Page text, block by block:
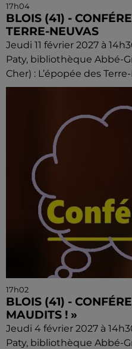
17h04
BLOIS (41) -
TERRE-NEUVAS
Jeudi 11 février 2027 à
Paty, bibliothèque Abbé-
Cher) : L’épopée des
17h02
BLOIS (41) -
MAUDITS ! »
Jeudi 4 février 2027 à
Paty, bibliothèque Abbé-